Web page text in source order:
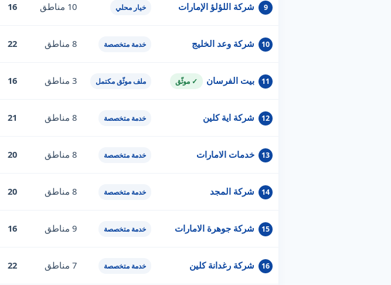
9 شركة اللؤلؤ الإمارات خيار محلي 10 مناطق 16
10 شركة وعد الخليج خدمة متخصصة 8 مناطق 22
11 بيت الفرسان ✓ موثّق ملف موثّق مكتمل 3 مناطق 16
12 شركة اية كلين خدمة متخصصة 8 مناطق 21
13 خدمات الامارات خدمة متخصصة 8 مناطق 20
14 شركة المجد خدمة متخصصة 8 مناطق 20
15 شركة جوهرة الامارات خدمة متخصصة 9 مناطق 16
16 شركة رغدانة كلين خدمة متخصصة 7 مناطق 22